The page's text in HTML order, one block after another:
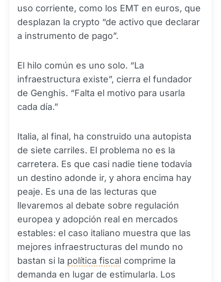
uso corriente, como los EMT en euros, que
desplazan la crypto “de activo que declarar
a instrumento de pago”.
El hilo común es uno solo. “La
infraestructura existe”, cierra el fundador
de Genghis. “Falta el motivo para usarla
cada día.”
Italia, al final, ha construido una autopista
de siete carriles. El problema no es la
carretera. Es que casi nadie tiene todavía
un destino adonde ir, y ahora encima hay
peaje. Es una de las lecturas que
llevaremos al debate sobre regulación
europea y adopción real en mercados
estables: el caso italiano muestra que las
mejores infraestructuras del mundo no
bastan si la política fiscal comprime la
demanda en lugar de estimularla. Los